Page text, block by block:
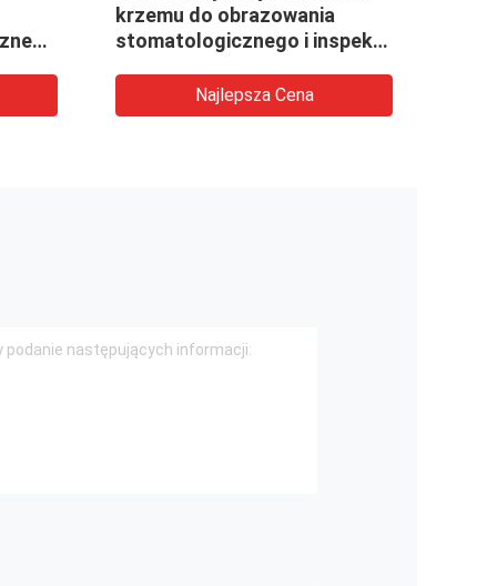
krzemu do obrazowania
stomatologicznego i inspekcji
Najlepsza Cena